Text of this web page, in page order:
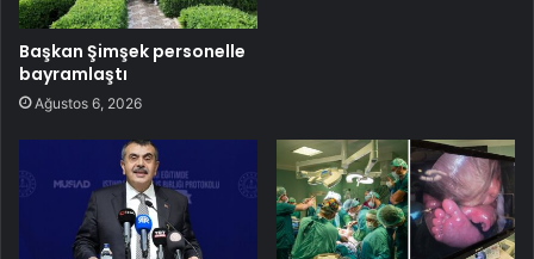
Başkan Şimşek personelle
bayramlaştı
Ağustos 6, 2026